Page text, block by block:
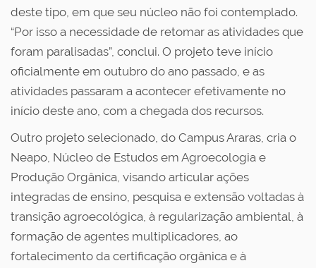
deste tipo, em que seu núcleo não foi contemplado.
“Por isso a necessidade de retomar as atividades que
foram paralisadas”, conclui. O projeto teve início
oficialmente em outubro do ano passado, e as
atividades passaram a acontecer efetivamente no
início deste ano, com a chegada dos recursos.
Outro projeto selecionado, do Campus Araras, cria o
Neapo, Núcleo de Estudos em Agroecologia e
Produção Orgânica, visando articular ações
integradas de ensino, pesquisa e extensão voltadas à
transição agroecológica, à regularização ambiental, à
formação de agentes multiplicadores, ao
fortalecimento da certificação orgânica e à